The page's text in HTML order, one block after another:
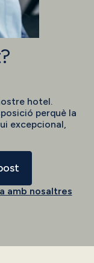
hotel.
perquè la
excepcional,
amb nosaltres